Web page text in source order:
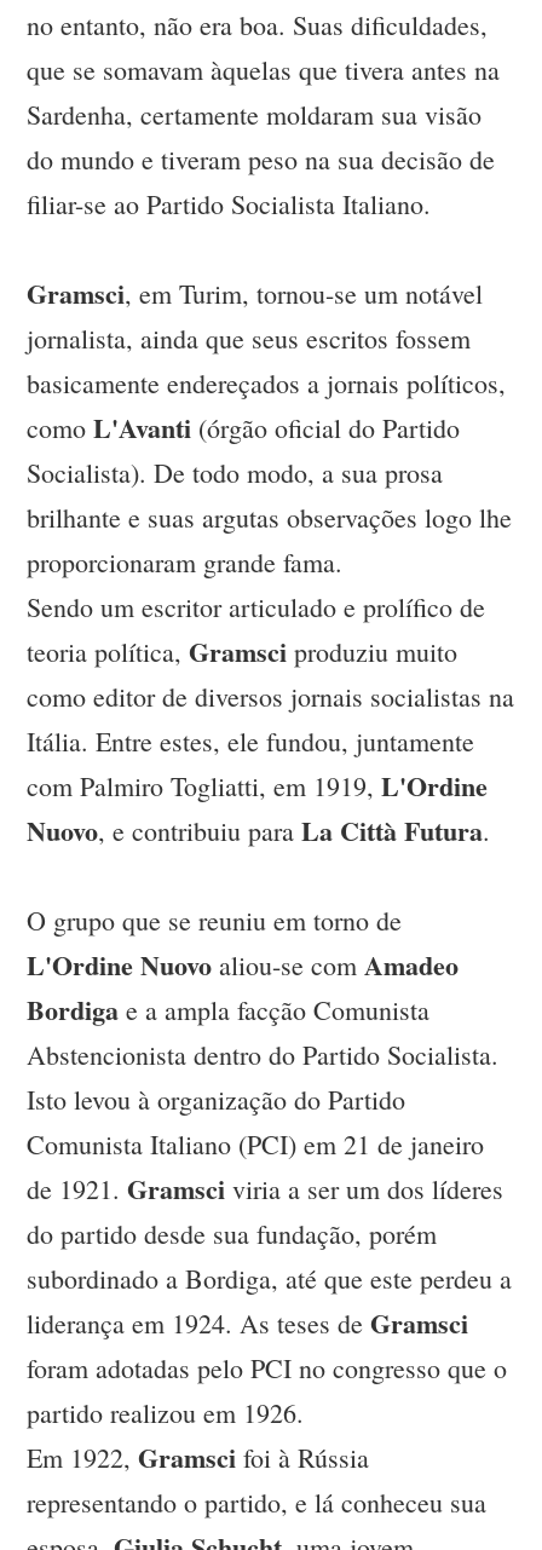
no entanto, não era boa. Suas dificuldades,
que se somavam àquelas que tivera antes na
Sardenha, certamente moldaram sua visão
do mundo e tiveram peso na sua decisão de
filiar-se ao Partido Socialista Italiano.
Gramsci, em Turim, tornou-se um notável
jornalista, ainda que seus escritos fossem
basicamente endereçados a jornais políticos,
comoL'Avanti (órgão oficial do Partido
Socialista). De todo modo, a sua prosa
brilhante e suas argutas observações logo lhe
proporcionaram grande fama.
Sendo um escritor articulado e prolífico de
teoria política,Gramsci produziu muito
como editor de diversos jornais socialistas na
Itália. Entre estes, ele fundou, juntamente
com Palmiro Togliatti, em 1919,L'Ordine
Nuovo, e contribuiu paraLa Città Futura.
O grupo que se reuniu em torno de
L'Ordine Nuovo aliou-se comAmadeo
Bordiga e a ampla facção Comunista
Abstencionista dentro do Partido Socialista.
Isto levou à organização do Partido
Comunista Italiano (PCI) em 21 de janeiro
de 1921.Gramsci viria a ser um dos líderes
do partido desde sua fundação, porém
subordinado a Bordiga, até que este perdeu a
liderança em 1924. As teses deGramsci
foram adotadas pelo PCI no congresso que o
partido realizou em 1926.
Em 1922,Gramsci foi à Rússia
representando o partido, e lá conheceu sua